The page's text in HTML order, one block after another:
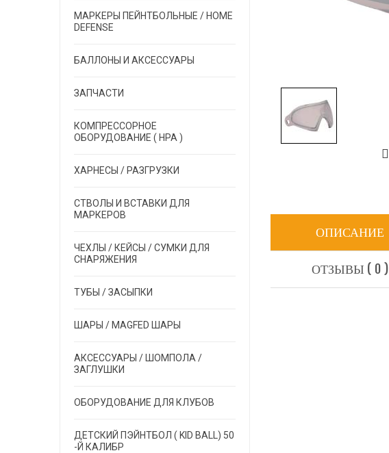
МАРКЕРЫ ПЕЙНТБОЛЬНЫЕ / HOME
DEFENSE
БАЛЛОНЫ И АКСЕССУАРЫ
ЗАПЧАСТИ
КОМПРЕССОРНОЕ
ОБОРУДОВАНИЕ ( HPA )
ХАРНЕСЫ / РАЗГРУЗКИ
СТВОЛЫ И ВСТАВКИ ДЛЯ
МАРКЕРОВ
ЧЕХЛЫ / КЕЙСЫ / СУМКИ ДЛЯ
СНАРЯЖЕНИЯ
ТУБЫ / ЗАСЫПКИ
ШАРЫ / MAGFED ШАРЫ
АКСЕССУАРЫ / ШОМПОЛА /
ЗАГЛУШКИ
ОБОРУДОВАНИЕ ДЛЯ КЛУБОВ
ДЕТСКИЙ ПЭЙНТБОЛ ( KID BALL) 50
-Й КАЛИБР
ОПИСАНИЕ
ОТЗЫВЫ ( 0 )